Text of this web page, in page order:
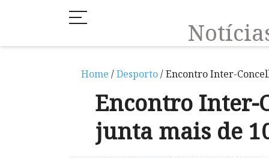
Home /Desporto/ Encontro Inter-
Encontro Inter-
junta mais de